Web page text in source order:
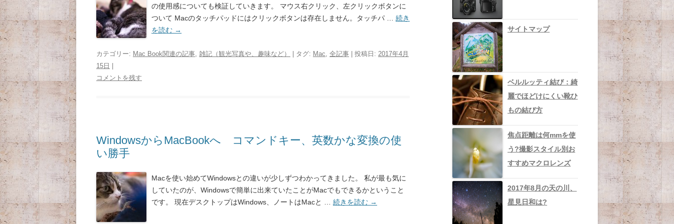
の使用感についても検証していきます。 マウス右クリック、左クリックボタンに
ついて Macのタッチパッドにはクリックボタンは存在しません。タッチパ … 続き
を読む →
カテゴリー: Mac Book関連の記事, 雑記（観光写真や、趣味など） | タグ: Mac, 全記事 | 投稿日: 2017年4月
15日
コメントを残す
WindowsからMacBookへ コマンドキー、英数かな変換の使
い勝手
Macを使い始めてWindowsとの違いが少しずつわかってきました。 私が最も気に
していたのが、Windowsで簡単に出来ていたことがMacでもできるかということ
です。 現在デスクトップはWindows、ノートはMacと … 続きを読む →
サイトマップ
ベルルッティ結び：綺
麗でほどけにくい靴ひ
もの結び方
焦点距離は何mmを使
う?撮影スタイル別お
すすめマクロレンズ
2017年8月の天の川、
星見日和は?